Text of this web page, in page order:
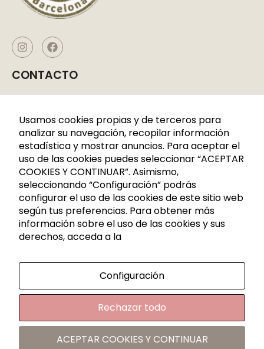
CONTACTO
C/CERDANYA 33-35
08140 Barcelona
+34 936 883 107
621 288 809
info@rutadelacera.es
INFORMACIÓN
Aviso legal
Política de privacidad
Política de privacidad RRSS
Política de cookies
Mapa del sitio
Usamos cookies propias y de terceros para
analizar su navegación, recopilar información
estadística y mostrar anuncios. Para aceptar el
uso de las cookies puedes seleccionar “ACEPTAR
COOKIES Y CONTINUAR”. Asimismo,
seleccionando “Configuración” podrás
configurar el uso de las cookies de este sitio web
según tus preferencias. Para obtener más
información sobre el uso de las cookies y sus
derechos, acceda a la
Configuración
Rechazar todo
ACEPTAR COOKIES Y CONTINUAR